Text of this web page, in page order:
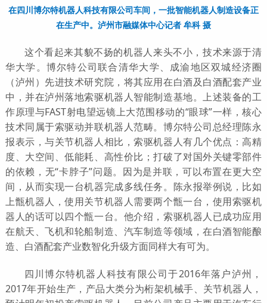
在四川博尔特机器人科技有限公司车间，一批智能机器人制造设备正
在生产中。泸州市融媒体中心记者 牟科 摄
这个看起来其貌不扬的机器人来头不小，技术来源于清
华大学。博尔特公司联合清华大学、成渝地区双城经济圈
（泸州）先进技术研究院，将其应用在白酒及白酒配套产业
中，并在泸州落地索驱机器人智能制造基地。上述装备的工
作原理与FAST射电望远镜上大范围移动的“眼球”一样，核心
技术同属于索驱动并联机器人范畴。博尔特公司总经理陈永
报表示，与关节机器人相比，索驱机器人有几个优点：高精
度、大空间、低能耗、高性价比；打破了对国外关键零部件
的依赖，无“卡脖子”问题。因为是并联，可以布置在更大空
间，从而实现一台机器完成多线任务。陈永报举例说，比如
上甑机器人，使用关节机器人需要两个甑一台，使用索驱机
器人的话可以四个甑一台。他介绍，索驱机器人已成功应用
在航天、飞机和轮船制造、汽车制造等领域，在白酒智能酿
造、白酒配套产业数智化升级方面同样大有可为。
四川博尔特机器人科技有限公司于2016年落户泸州，
2017年开始生产，产品大类分为桁架机械手、关节机器人，